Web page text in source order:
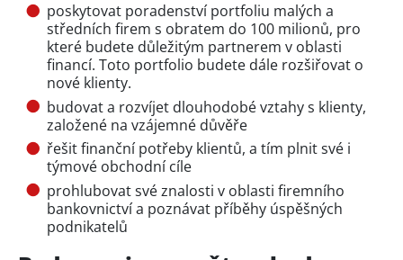
poskytovat poradenství portfoliu malých a
středních firem s obratem do 100 milionů, pro
které budete důležitým partnerem v oblasti
financí. Toto portfolio budete dále rozšiřovat o
nové klienty.
budovat a rozvíjet dlouhodobé vztahy s klienty,
založené na vzájemné důvěře
řešit finanční potřeby klientů, a tím plnit své i
týmové obchodní cíle
prohlubovat své znalosti v oblasti firemního
bankovnictví a poznávat příběhy úspěšných
podnikatelů